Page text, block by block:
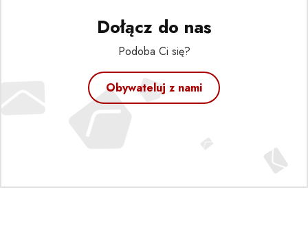
Dołącz do nas
Podoba Ci się?
Obywateluj z nami